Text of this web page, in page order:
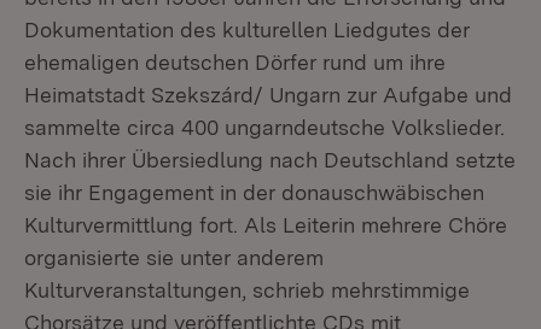
Dokumentation des kulturellen Liedgutes der
ehemaligen deutschen Dörfer rund um ihre
Heimatstadt Szekszárd/ Ungarn zur Aufgabe und
sammelte circa 400 ungarndeutsche Volkslieder.
Nach ihrer Übersiedlung nach Deutschland setzte
sie ihr Engagement in der donauschwäbischen
Kulturvermittlung fort. Als Leiterin mehrere Chöre
organisierte sie unter anderem
Kulturveranstaltungen, schrieb mehrstimmige
Chorsätze und veröffentlichte CDs mit